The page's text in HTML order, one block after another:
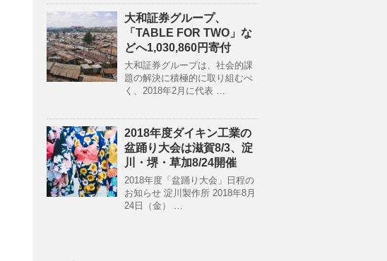
大和証券グループ、
「TABLE FOR TWO」な
どへ1,030,860円寄付
大和証券グループは、社会的課
題の解決に積極的に取り組むべ
く、2018年2月に代表 …
2018年度ダイキン工業の
盆踊り大会は滋賀8/3、淀
川・堺・草加8/24開催
2018年度「盆踊り大会」日程の
お知らせ 淀川製作所 2018年8月
24日（金） …